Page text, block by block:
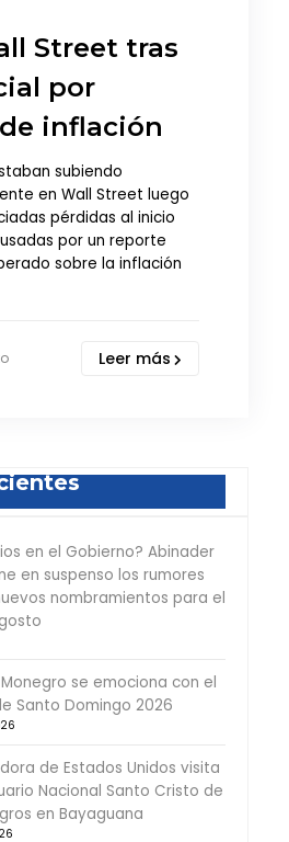
Street tras
por
inflación
subiendo
en Wall Street luego
pérdidas al inicio
por un reporte
sobre la inflación
Leer más
en el Gobierno? Abinader
en suspenso los rumores
nombramientos para el
Monegro se emociona con el
Santo Domingo 2026
de Estados Unidos visita
Nacional Santo Cristo de
en Bayaguana